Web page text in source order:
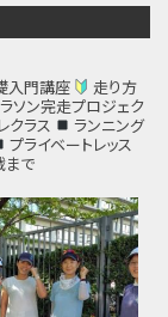
入門講座
走り方
ソン完走プロジェク
クラス
ランニング
プライベートレッス
まで